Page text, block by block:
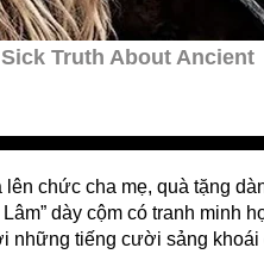
chức cha mẹ, quà tặng
dày cộm có tranh minh
những tiếng cười sảng khoái